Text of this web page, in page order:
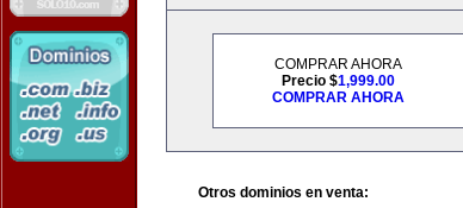
COMPRAR AHORA
Precio $1,999.00
COMPRAR AHORA
Otros dominios en venta: